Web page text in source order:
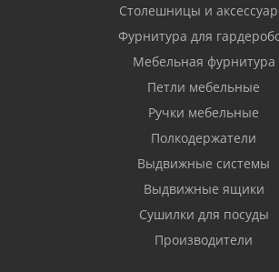
Столешницы и
Фурнитура для
Мебельная фурнитура
Петли мебельные
Ручки мебельные
Полкодержатели
Выдвижные системы
Выдвижные ящики
Сушилки для посуды
Производители